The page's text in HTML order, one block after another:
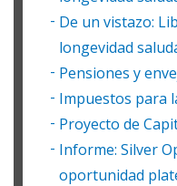
De un vistazo:
longevidad
Pensiones y
Impuestos para
Proyecto de
Informe: Silver
oportunidad